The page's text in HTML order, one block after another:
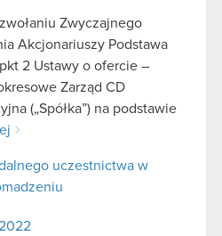
Zwyczajnego
Akcjonariuszy Podstawa
2 Ustawy o ofercie –
Zarząd CD
(„Spółka”) na podstawie
uczestnictwa w